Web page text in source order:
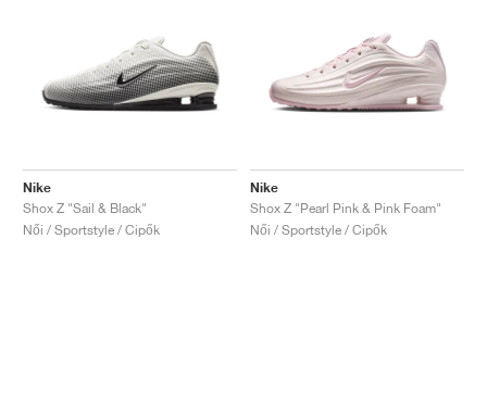
Nike
Shox Z "Sail & Black"
Női / Sportstyle / Cipők
Nike
Shox Z "Pearl Pink & Pink Foam"
Női / Sportstyle / Cipők